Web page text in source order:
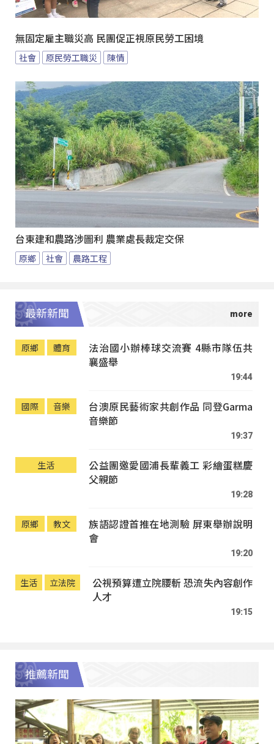
無固定雇主職災高 民團促正視原民勞工困境
社會 原民勞工職災 陳情
台東建和農路涉圖利 農業處長裁定交保
原鄉 社會 農路工程
最新新聞
原鄉 體育
法治國小辦棒球交流賽 4縣市隊伍共
襄盛舉
19:44
國際 音樂
台澳原民藝術家共創作品 同登Garma
音樂節
19:37
生活
公益團邀愛國浦長輩義工 彩繪蛋糕慶
父親節
19:28
原鄉 教文
族語認證首推在地測驗 屏東舉辦說明
會
19:20
生活 立法院
公視預算遭立院腰斬 恐流失內容創作
人才
19:15
推薦新聞